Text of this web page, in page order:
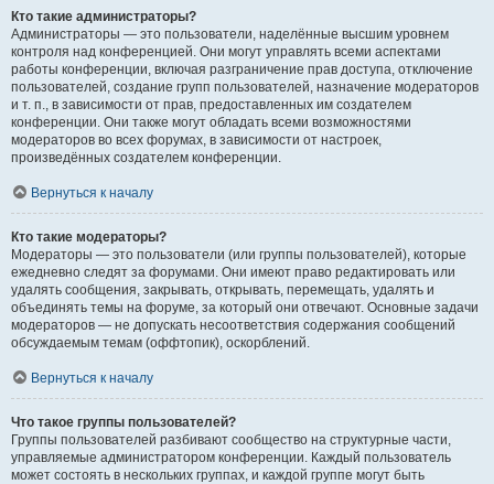
Кто такие администраторы?
Администраторы — это пользователи, наделённые высшим уровнем
контроля над конференцией. Они могут управлять всеми аспектами
работы конференции, включая разграничение прав доступа, отключение
пользователей, создание групп пользователей, назначение модераторов
и т. п., в зависимости от прав, предоставленных им создателем
конференции. Они также могут обладать всеми возможностями
модераторов во всех форумах, в зависимости от настроек,
произведённых создателем конференции.
Вернуться к началу
Кто такие модераторы?
Модераторы — это пользователи (или группы пользователей), которые
ежедневно следят за форумами. Они имеют право редактировать или
удалять сообщения, закрывать, открывать, перемещать, удалять и
объединять темы на форуме, за который они отвечают. Основные задачи
модераторов — не допускать несоответствия содержания сообщений
обсуждаемым темам (оффтопик), оскорблений.
Вернуться к началу
Что такое группы пользователей?
Группы пользователей разбивают сообщество на структурные части,
управляемые администратором конференции. Каждый пользователь
может состоять в нескольких группах, и каждой группе могут быть